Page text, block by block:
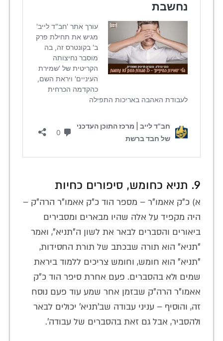
9. תניא כחומש, סיפורים כחיות
א) כ"ק אאמו"ר – מספר הוד כ"ק אאמו"ר הרה"ק –
היה מקפיד על אלה שהיו מבארים ומסבירים
ביאורים והסברים לבאר את לשון ה"תניא", ואמר
"תניא" הוא תורה שבכתב של תורת החסידות,
"תניא" הוא חומש, וחומש צריכים ללמוד ביראת
שמים ולא בהסברים. פעם אחרת סיפר הוד כ"ק
אאמו"ר הרה"ק שבזמן אחר שמע עוד פעם נוסח
זה, והוסיף – עניני עבודה שב'תניא' יכולים לבאר
ולהסביר, אבל גם זאת בהסברים של עבודה'.